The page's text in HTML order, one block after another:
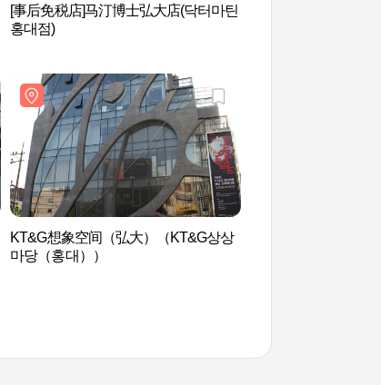
[事后免税店]马汀博士弘大店(닥터마틴
홍대점)
KT&G想象空间（弘大）（KT&G상상
마당（홍대））